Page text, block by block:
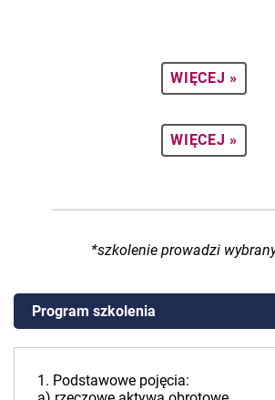
WIĘCEJ »
WIĘCEJ »
*szkolenie prowadzi
Program szkolenia
1. Podstawowe pojęcia: